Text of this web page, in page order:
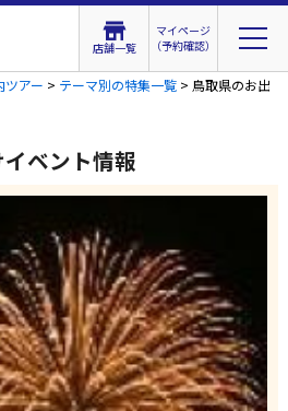
店舗一覧
マイページ
（予約確認）
ツアー > テーマ別の特集一覧 > 鳥取県のお出
ベント情報